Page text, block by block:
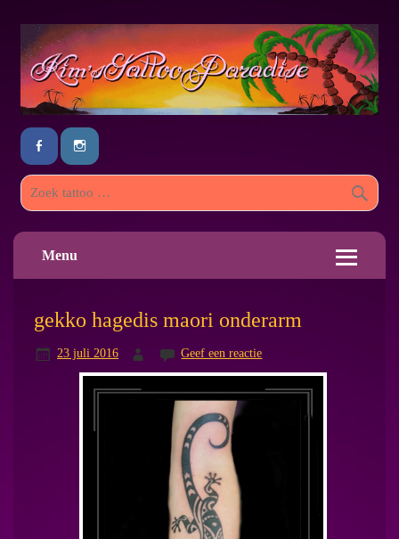
Menu
gekko hagedis maori onderarm
23 juli 2016 Geef een reactie